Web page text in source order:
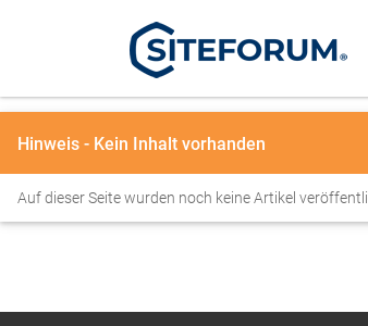
Hinweis - Kein Inhalt vorhanden
Auf dieser Seite wurden noch keine Artikel